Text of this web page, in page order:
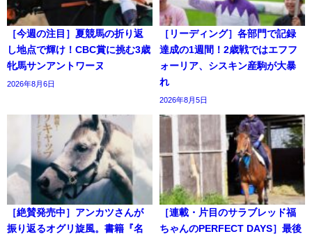
［今週の注目］夏競馬の折り返
し地点で輝け！CBC賞に挑む3歳
牝馬サンアントワーヌ
2026年8月6日
［リーディング］各部門で記録
達成の1週間！2歳戦ではエフフ
ォーリア、シスキン産駒が大暴
れ
2026年8月5日
［絶賛発売中］アンカツさんが
振り返るオグリ旋風。書籍『名
［連載・片目のサラブレッド福
ちゃんのPERFECT DAYS］最後